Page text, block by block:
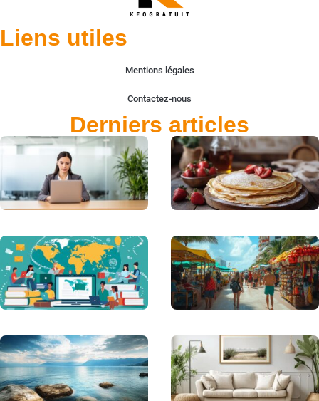
Liens utiles
Mentions légales
Contactez-nous
Derniers articles